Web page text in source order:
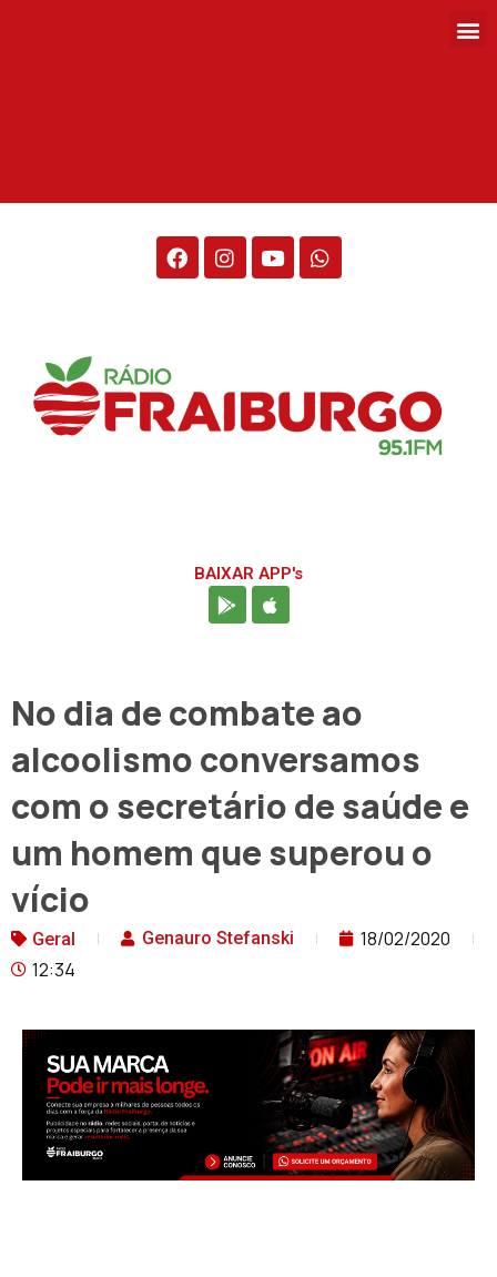
BAIXAR APP's
No dia de combate ao
alcoolismo conversamos
com o secretário de saúde e
um homem que superou o
vício
Geral Genauro Stefanski
18/02/2020
12:34